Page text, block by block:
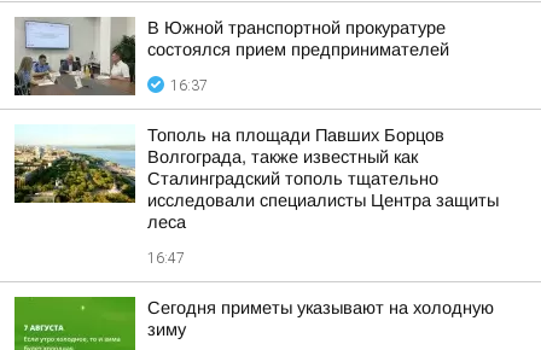
В Южной транспортной прокуратуре
состоялся прием предпринимателей
16:37
Тополь на площади Павших Борцов
Волгограда, также известный как
Сталинградский тополь тщательно
исследовали специалисты Центра защиты
леса
16:47
Сегодня приметы указывают на холодную
зиму